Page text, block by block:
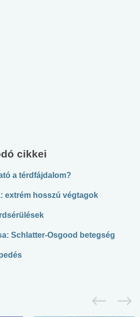
cikkei
a térdfájdalom?
extrém hosszú végtagok
Schlatter-Osgood betegség